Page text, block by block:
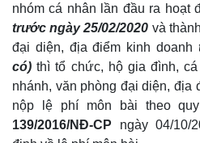
nhóm cá nhân lần đầu ra hoạt
trước ngày 25/02/2020 và
đại diện, địa điểm kinh doanh
có)thì tổ chức, hộ gia đình,
nhánh, văn phòng đại diện, địa
nộp lệ phí môn bài theo
139/2016/NĐ-CP ngày 04/10/